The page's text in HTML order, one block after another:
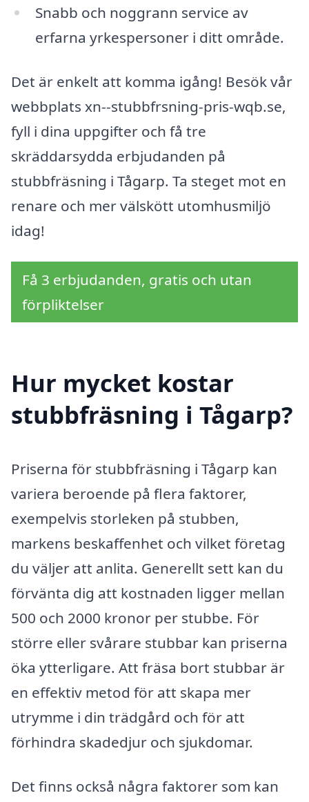
Snabb och noggrann service av
erfarna yrkespersoner i ditt område.
Det är enkelt att komma igång! Besök vår
webbplats xn--stubbfrsning-pris-wqb.se,
fyll i dina uppgifter och få tre
skräddarsydda erbjudanden på
stubbfräsning i Tågarp. Ta steget mot en
renare och mer välskött utomhusmiljö
idag!
Få 3 erbjudanden, gratis och utan
förpliktelser
Hur mycket kostar
stubbfräsning i Tågarp?
Priserna för stubbfräsning i Tågarp kan
variera beroende på flera faktorer,
exempelvis storleken på stubben,
markens beskaffenhet och vilket företag
du väljer att anlita. Generellt sett kan du
förvänta dig att kostnaden ligger mellan
500 och 2000 kronor per stubbe. För
större eller svårare stubbar kan priserna
öka ytterligare. Att fräsa bort stubbar är
en effektiv metod för att skapa mer
utrymme i din trädgård och för att
förhindra skadedjur och sjukdomar.
Det finns också några faktorer som kan